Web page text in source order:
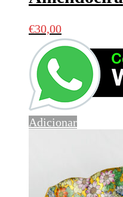
€30,00
Adicionar